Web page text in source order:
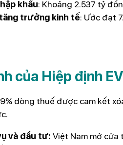
khẩu: Khoảng 2.537 tỷ
trưởng kinh tế: Ước đạt
của Hiệp định
dòng thuế được cam kết
và đầu tư: Việt Nam mở cửa